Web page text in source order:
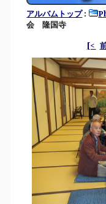
アルバムトップ:
会 隆国寺
[<